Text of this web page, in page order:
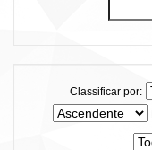
Classificar por: